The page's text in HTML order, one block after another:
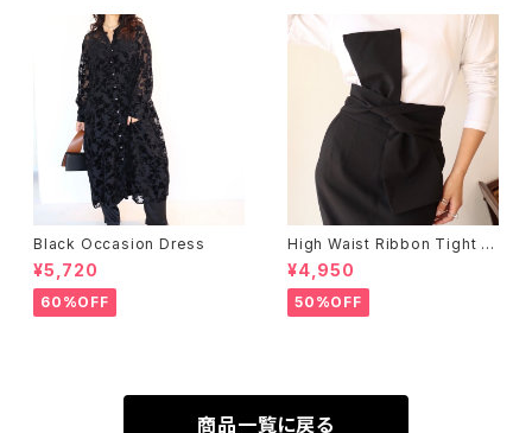
Black Occasion Dress
¥5,720
60%OFF
High Waist Ribbon Tight S
kirt
¥4,950
50%OFF
商品一覧に戻る